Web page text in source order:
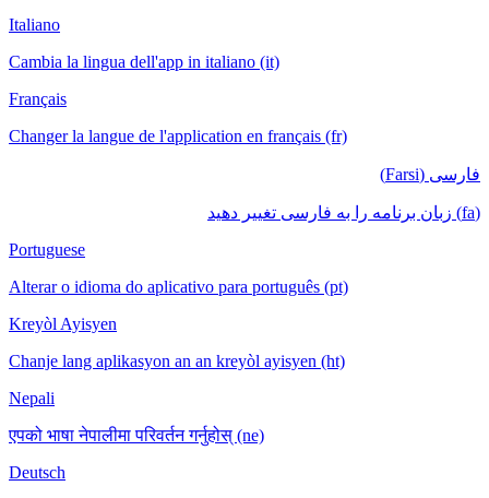
Italiano
Cambia la lingua dell'app in italiano (it)
Français
Changer la langue de l'application en français (fr)
فارسی (Farsi)
(fa) زبان برنامه را به فارسی تغییر دهید
Portuguese
Alterar o idioma do aplicativo para português (pt)
Kreyòl Ayisyen
Chanje lang aplikasyon an an kreyòl ayisyen (ht)
Nepali
एपको भाषा नेपालीमा परिवर्तन गर्नुहोस् (ne)
Deutsch